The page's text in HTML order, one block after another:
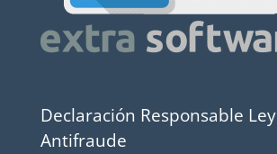
Declaración Responsable Ley
Antifraude